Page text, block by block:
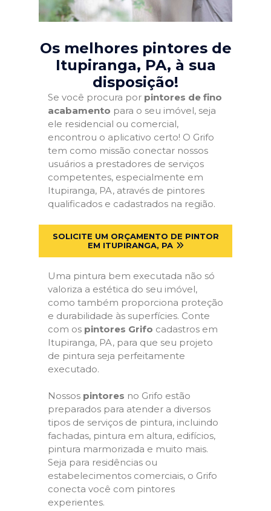
Os melhores pintores de
Itupiranga, PA, à sua
disposição!
Se você procura por pintores de fino
acabamento para o seu imóvel, seja
ele residencial ou comercial,
encontrou o aplicativo certo! O Grifo
tem como missão conectar nossos
usuários a prestadores de serviços
competentes, especialmente em
Itupiranga, PA, através de pintores
qualificados e cadastrados na região.
SOLICITE UM ORÇAMENTO DE PINTOR
EM ITUPIRANGA, PA
Uma pintura bem executada não só
valoriza a estética do seu imóvel,
como também proporciona proteção
e durabilidade às superfícies. Conte
com os pintores Grifo cadastros em
Itupiranga, PA, para que seu projeto
de pintura seja perfeitamente
executado.
Nossos pintores no Grifo estão
preparados para atender a diversos
tipos de serviços de pintura, incluindo
fachadas, pintura em altura, edifícios,
pintura marmorizada e muito mais.
Seja para residências ou
estabelecimentos comerciais, o Grifo
conecta você com pintores
experientes.